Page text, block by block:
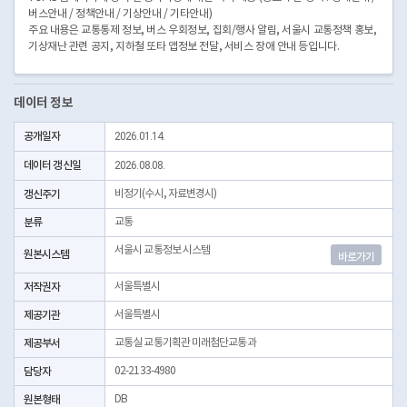
버스안내 / 정책안내 / 기상안내 / 기타안내)
주요 내용은 교통통제 정보, 버스 우회정보, 집회/행사 알림, 서울시 교통정책 홍보,
기상재난 관련 공지, 지하철 또타 앱정보 전달, 서비스 장애 안내 등입니다.
데이터 정보
공개일자 2026.01.14.
데이터 갱신일 2026.08.08.
갱신주기 비정기(수시, 자료변경시)
분류 교통
원본시스템 서울시 교통정보 시스템
바로가기
저작권자 서울특별시
제공기관 서울특별시
제공부서 교통실 교통기획관 미래첨단교통과
담당자 02-2133-4980
원본형태 DB